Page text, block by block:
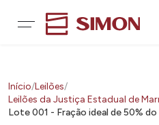
Início/Leilões/
Leilões da Justiça Estadual de
Lote 001 - Fração ideal de 50% do